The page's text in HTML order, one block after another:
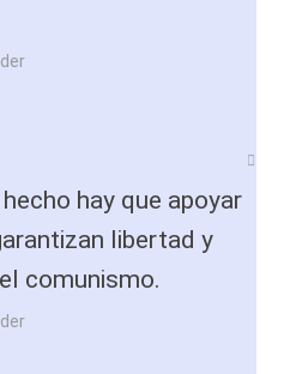
hay que apoyar
libertad y
comunismo.